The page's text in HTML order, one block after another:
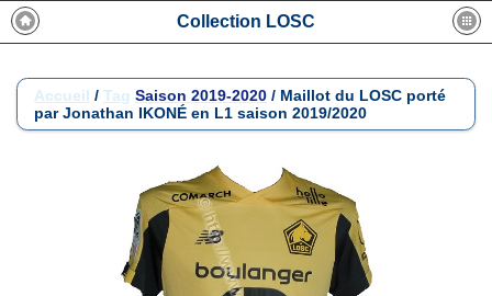
Collection LOSC
Accueil / Tag Saison 2019-2020 / Maillot du LOSC porté
par Jonathan IKONÉ en L1 saison 2019/2020